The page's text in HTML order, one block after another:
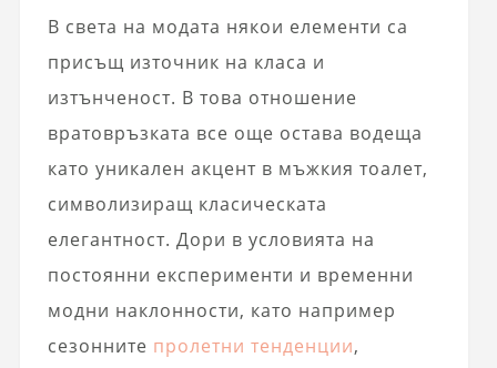
В света на модата някои елементи са
присъщ източник на класа и
изтънченост. В това отношение
вратовръзката все още остава водеща
като уникален акцент в мъжкия тоалет,
символизиращ класическата
елегантност. Дори в условията на
постоянни експерименти и временни
модни наклонности, като например
сезонните пролетни тенденции,